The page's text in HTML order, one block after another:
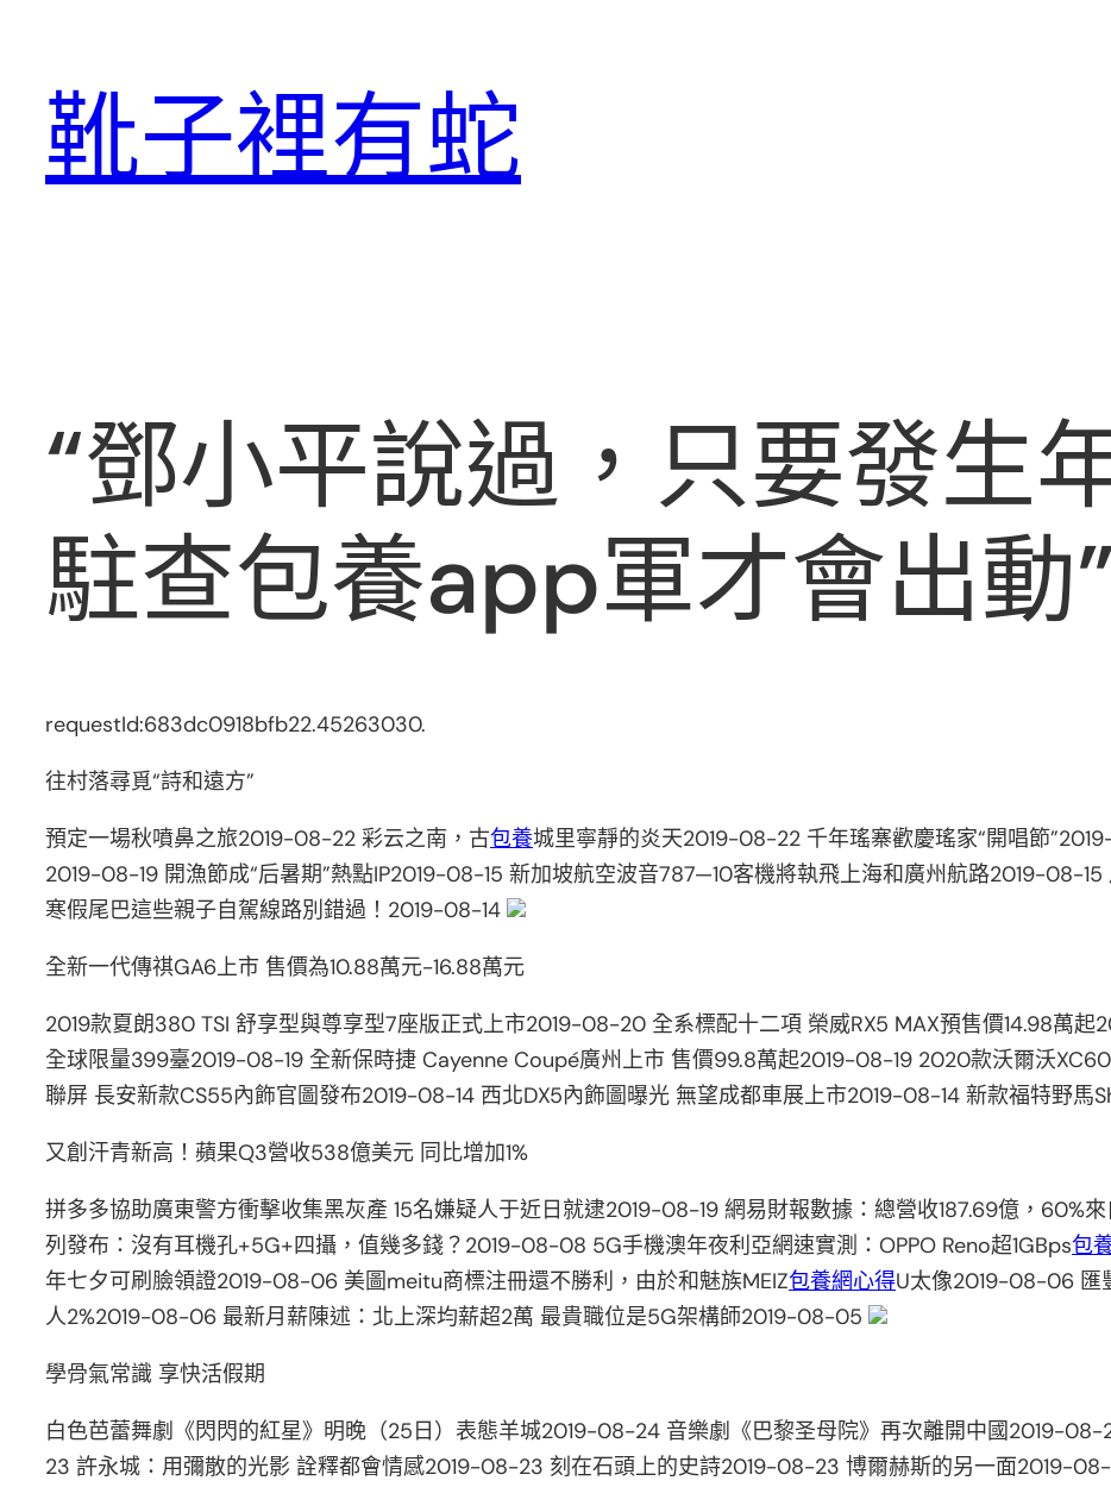
靴子裡有蛇
“鄧小平說過，只要發生
駐查包養app軍才會出動
requestId:683dc0918bfb22.45263030.
往村落尋覓“詩和遠方”
預定一場秋噴鼻之旅2019-08-22 彩云之南，古包養城里寧靜的炎天2019-08-22 千年瑤寨歡慶瑤家“開唱節
2019-08-19 開漁節成“后暑期”熱點IP2019-08-15 新加坡航空波音787—10客機將執飛上海和廣州航路2019-08-
寒假尾巴這些親子自駕線路別錯過！2019-08-14
全新一代傳祺GA6上市 售價為10.88萬元-16.88萬元
2019款夏朗380 TSI 舒享型與尊享型7座版正式上市2019-08-20 全系標配十二項 榮威RX5 MAX預售價14.98萬
全球限量399臺2019-08-19 全新保時捷 Cayenne Coupé廣州上市 售價99.8萬起2019-08-19 2020款沃爾沃
聯屏 長安新款CS55內飾官圖發布2019-08-14 西北DX5內飾圖曝光 無望成都車展上市2019-08-14 新款福特野馬
又創汗青新高！蘋果Q3營收538億美元 同比增加1%
拼多多協助廣東警方衝擊收集黑灰產 15名嫌疑人于近日就逮2019-08-19 網易財報數據：總營收187.69億，60%
列發布：沒有耳機孔+5G+四攝，值幾多錢？2019-08-08 5G手機澳年夜利亞網速實測：OPPO Reno超1GBps包
年七夕可刷臉領證2019-08-06 美圖meitu商標注冊還不勝利，由於和魅族MEIZ包養網心得U太像2019-08-06 匯
人2%2019-08-06 最新月薪陳述：北上深均薪超2萬 最貴職位是5G架構師2019-08-05
學骨氣常識 享快活假期
白色芭蕾舞劇《閃閃的紅星》明晚（25日）表態羊城2019-08-24 音樂劇《巴黎圣母院》再次離開中國2019-
23 許永城：用彌散的光影 詮釋都會情感2019-08-23 刻在石頭上的史詩2019-08-23 博爾赫斯的另一面2019-